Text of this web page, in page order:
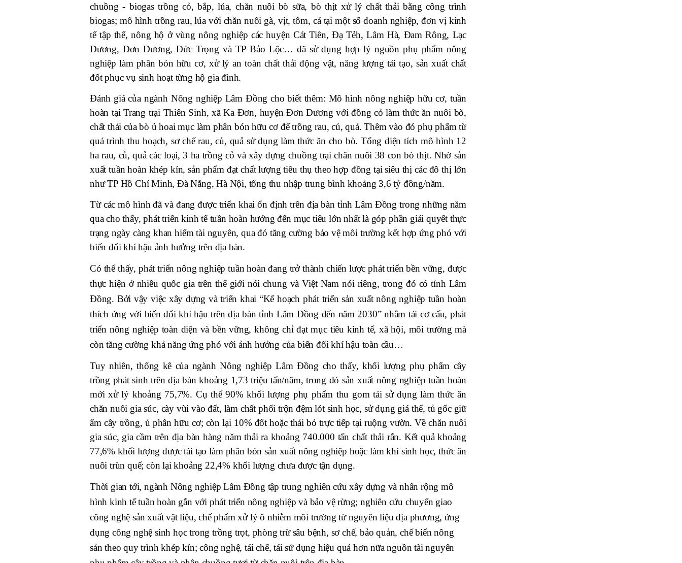
chuồng - biogas trồng cỏ, bắp, lúa, chăn nuôi bò sữa, bò thịt xử lý chất thải bằng công trình
biogas; mô hình trồng rau, lúa với chăn nuôi gà, vịt, tôm, cá tại một số doanh nghiệp, đơn vị kinh
tế tập thể, nông hộ ở vùng nông nghiệp các huyện Cát Tiên, Đạ Tẻh, Lâm Hà, Đam Rông, Lạc
Dương, Đơn Dương, Đức Trọng và TP Bảo Lộc… đã sử dụng hợp lý nguồn phụ phẩm nông
nghiệp làm phân bón hữu cơ, xử lý an toàn chất thải động vật, năng lượng tái tạo, sản xuất chất
đốt phục vụ sinh hoạt từng hộ gia đình.
Đánh giá của ngành Nông nghiệp Lâm Đồng cho biết thêm: Mô hình nông nghiệp hữu cơ, tuần
hoàn tại Trang trại Thiên Sinh, xã Ka Đơn, huyện Đơn Dương với đồng cỏ làm thức ăn nuôi bò,
chất thải của bò ủ hoai mục làm phân bón hữu cơ để trồng rau, củ, quả. Thêm vào đó phụ phẩm từ
quá trình thu hoạch, sơ chế rau, củ, quả sử dụng làm thức ăn cho bò. Tổng diện tích mô hình 12
ha rau, củ, quả các loại, 3 ha trồng cỏ và xây dựng chuồng trại chăn nuôi 38 con bò thịt. Nhờ sản
xuất tuần hoàn khép kín, sản phẩm đạt chất lượng tiêu thụ theo hợp đồng tại siêu thị các đô thị lớn
như TP Hồ Chí Minh, Đà Nẵng, Hà Nội, tổng thu nhập trung bình khoảng 3,6 tỷ đồng/năm.
Từ các mô hình đã và đang được triển khai ổn định trên địa bàn tỉnh Lâm Đồng trong những năm
qua cho thấy, phát triển kinh tế tuần hoàn hướng đến mục tiêu lớn nhất là góp phần giải quyết thực
trạng ngày càng khan hiếm tài nguyên, qua đó tăng cường bảo vệ môi trường kết hợp ứng phó với
biến đổi khí hậu ảnh hưởng trên địa bàn.
Có thể thấy, phát triển nông nghiệp tuần hoàn đang trở thành chiến lược phát triển bền vững, được
thực hiện ở nhiều quốc gia trên thế giới nói chung và Việt Nam nói riêng, trong đó có tỉnh Lâm
Đồng. Bởi vậy việc xây dựng và triển khai “Kế hoạch phát triển sản xuất nông nghiệp tuần hoàn
thích ứng với biến đổi khí hậu trên địa bàn tỉnh Lâm Đồng đến năm 2030” nhằm tái cơ cấu, phát
triển nông nghiệp toàn diện và bền vững, không chỉ đạt mục tiêu kinh tế, xã hội, môi trường mà
còn tăng cường khả năng ứng phó với ảnh hưởng của biến đổi khí hậu toàn cầu…
Tuy nhiên, thống kê của ngành Nông nghiệp Lâm Đồng cho thấy, khối lượng phụ phẩm cây
trồng phát sinh trên địa bàn khoảng 1,73 triệu tấn/năm, trong đó sản xuất nông nghiệp tuần hoàn
mới xử lý khoảng 75,7%. Cụ thể 90% khối lượng phụ phẩm thu gom tái sử dụng làm thức ăn
chăn nuôi gia súc, cày vùi vào đất, làm chất phối trộn đệm lót sinh học, sử dụng giá thể, tủ gốc giữ
ẩm cây trồng, ủ phân hữu cơ; còn lại 10% đốt hoặc thải bỏ trực tiếp tại ruộng vườn. Về chăn nuôi
gia súc, gia cầm trên địa bàn hàng năm thải ra khoảng 740.000 tấn chất thải rắn. Kết quả khoảng
77,6% khối lượng được tái tạo làm phân bón sản xuất nông nghiệp hoặc làm khí sinh học, thức ăn
nuôi trùn quế; còn lại khoảng 22,4% khối lượng chưa được tận dụng.
Thời gian tới, ngành Nông nghiệp Lâm Đồng tập trung nghiên cứu xây dựng và nhân rộng mô
hình kinh tế tuần hoàn gắn với phát triển nông nghiệp và bảo vệ rừng; nghiên cứu chuyển giao
công nghệ sản xuất vật liệu, chế phẩm xử lý ô nhiễm môi trường từ nguyên liệu địa phương, ứng
dụng công nghệ sinh học trong trồng trọt, phòng trừ sâu bệnh, sơ chế, bảo quản, chế biến nông
sản theo quy trình khép kín; công nghệ, tái chế, tái sử dụng hiệu quả hơn nữa nguồn tài nguyên